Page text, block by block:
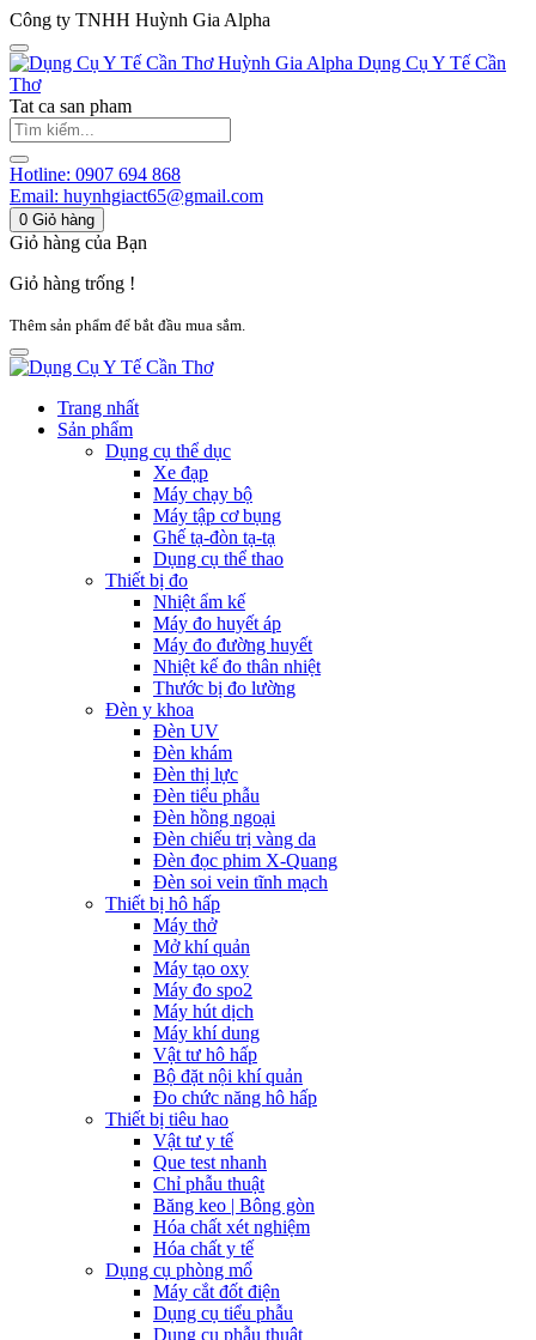
Công ty TNHH Huỳnh Gia Alpha
Huỳnh Gia Alpha Dụng Cụ Y Tế Cần
Thơ
Tat ca san pham
Hotline: 0907 694 868
Email: huynhgiact65@gmail.com
0 Giỏ hàng
Giỏ hàng của Bạn
Giỏ hàng trống !
Thêm sản phẩm để bắt đầu mua sắm.
Trang nhất
Sản phẩm
Dụng cụ thể dục
Xe đạp
Máy chạy bộ
Máy tập cơ bụng
Ghế tạ-đòn tạ-tạ
Dụng cụ thể thao
Thiết bị đo
Nhiệt ẩm kế
Máy đo huyết áp
Máy đo đường huyết
Nhiệt kế đo thân nhiệt
Thước bị đo lường
Đèn y khoa
Đèn UV
Đèn khám
Đèn thị lực
Đèn tiểu phẫu
Đèn hồng ngoại
Đèn chiếu trị vàng da
Đèn đọc phim X-Quang
Đèn soi vein tĩnh mạch
Thiết bị hô hấp
Máy thở
Mở khí quản
Máy tạo oxy
Máy đo spo2
Máy hút dịch
Máy khí dung
Vật tư hô hấp
Bộ đặt nội khí quản
Đo chức năng hô hấp
Thiết bị tiêu hao
Vật tư y tế
Que test nhanh
Chỉ phẫu thuật
Băng keo | Bông gòn
Hóa chất xét nghiệm
Hóa chất y tế
Dụng cụ phòng mổ
Máy cắt đốt điện
Dụng cụ tiểu phẫu
Dụng cụ phẫu thuật